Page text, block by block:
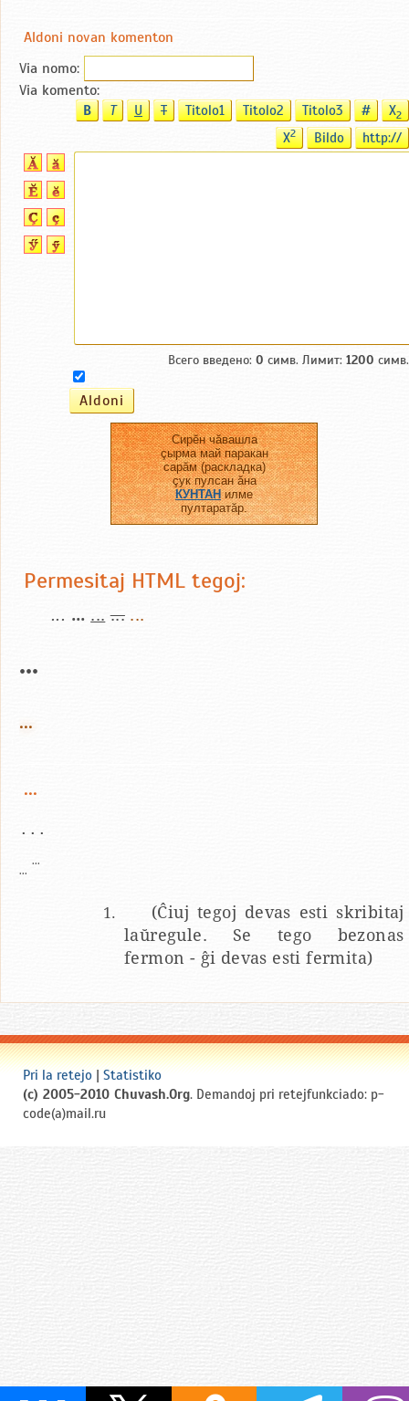
Aldoni novan komenton
Via nomo:
Via komento:
B T U T Titolo1 Titolo2 Titolo3 # X2
X2 Bildo http://
Всего введено: 0 симв. Лимит: 1200 симв.
Сирĕн чăвашла
çырма май паракан
сарăм (раскладка)
çук пулсан ăна
КУНТАН илме
пултаратăр.
Permesitaj HTML tegoj:
... ... ... ... ...
...
...
...
...
...
...
(Ĉiuj tegoj devas esti skribitaj
laŭregule. Se tego bezonas
fermon - ĝi devas esti fermita)
Pri la retejo
Statistiko
(c) 2005-2010 Chuvash.Org. Demandoj pri retejfunkciado: p-
code(a)mail.ru